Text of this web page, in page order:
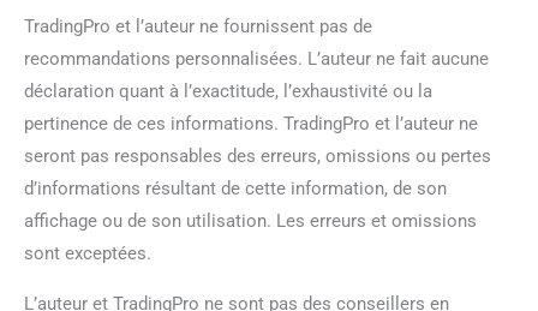
TradingPro et l’auteur ne fournissent pas de
recommandations personnalisées. L’auteur ne fait aucune
déclaration quant à l’exactitude, l’exhaustivité ou la
pertinence de ces informations. TradingPro et l’auteur ne
seront pas responsables des erreurs, omissions ou pertes
d’informations résultant de cette information, de son
affichage ou de son utilisation. Les erreurs et omissions
sont exceptées.
L’auteur et TradingPro ne sont pas des conseillers en